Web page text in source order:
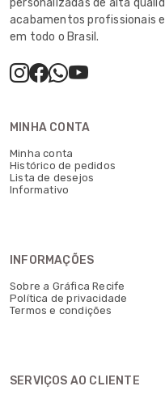
acabamentos profissionais
em todo o Brasil.
MINHA CONTA
Minha conta
Histórico de pedidos
Lista de desejos
Informativo
INFORMAÇÕES
Sobre a Gráfica Recife
Política de privacidade
Termos e condições
SERVIÇOS AO CLIENTE